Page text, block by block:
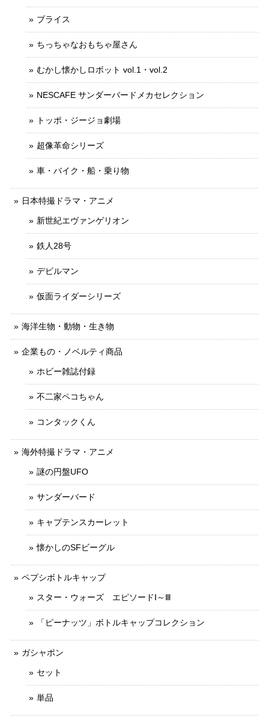
ブライス
ちっちゃなおもちゃ屋さん
むかし懐かしロボット vol.1・vol.2
NESCAFE サンダーバードメカセレクション
トッポ・ジージョ劇場
超像革命シリーズ
車・バイク・船・乗り物
日本特撮ドラマ・アニメ
新世紀エヴァンゲリオン
鉄人28号
デビルマン
仮面ライダーシリーズ
海洋生物・動物・生き物
企業もの・ノベルティ商品
ホビー雑誌付録
不二家ペコちゃん
コンタックくん
海外特撮ドラマ・アニメ
謎の円盤UFO
サンダーバード
キャプテンスカーレット
懐かしのSFビーグル
ペプシボトルキャップ
スター・ウォーズ エピソードⅠ～Ⅲ
「ピーナッツ」ボトルキャップコレクション
ガシャポン
セット
単品